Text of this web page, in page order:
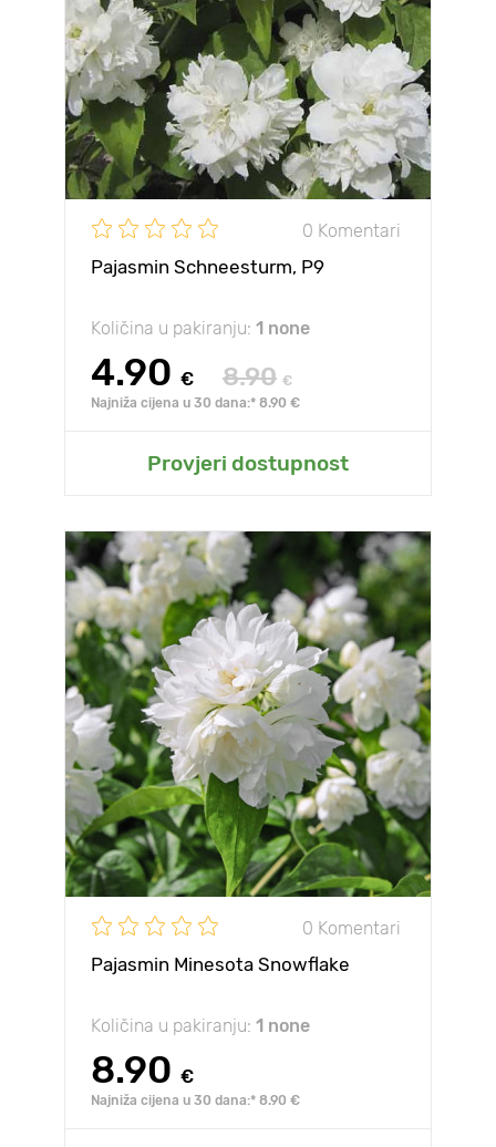
0 Komentari
Pajasmin Schneesturm, P9
Količina u pakiranju: 1 none
4.90 € 8.90 €
Najniža cijena u 30 dana:* 8.90 €
Provjeri dostupnost
0 Komentari
Pajasmin Minesota Snowflake
Količina u pakiranju: 1 none
8.90 €
Najniža cijena u 30 dana:* 8.90 €